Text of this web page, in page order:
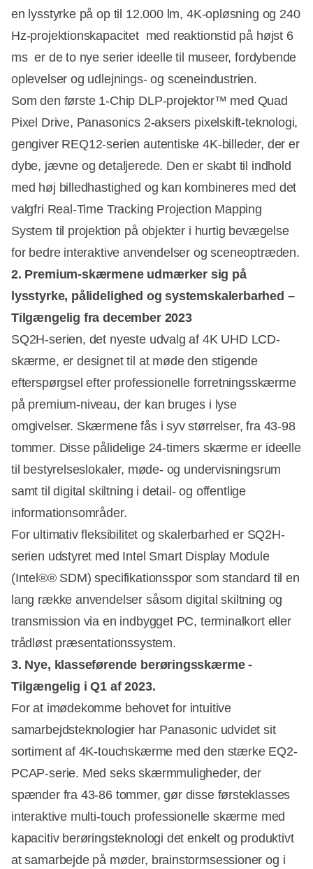
en lysstyrke på op til 12.000 lm, 4K-opløsning og 240
Hz-projektionskapacitet med reaktionstid på højst 6
ms er de to nye serier ideelle til museer, fordybende
oplevelser og udlejnings- og sceneindustrien.
Som den første 1-Chip DLP-projektor™ med Quad
Pixel Drive, Panasonics 2-aksers pixelskift-teknologi,
gengiver REQ12-serien autentiske 4K-billeder, der er
dybe, jævne og detaljerede. Den er skabt til indhold
med høj billedhastighed og kan kombineres med det
valgfri Real-Time Tracking Projection Mapping
System til projektion på objekter i hurtig bevægelse
for bedre interaktive anvendelser og sceneoptræden.
2. Premium-skærmene udmærker sig på
lysstyrke, pålidelighed og systemskalerbarhed –
Tilgængelig fra december 2023
SQ2H-serien, det nyeste udvalg af 4K UHD LCD-
skærme, er designet til at møde den stigende
efterspørgsel efter professionelle forretningsskærme
på premium-niveau, der kan bruges i lyse
omgivelser. Skærmene fås i syv størrelser, fra 43-98
tommer. Disse pålidelige 24-timers skærme er ideelle
til bestyrelseslokaler, møde- og undervisningsrum
samt til digital skiltning i detail- og offentlige
informationsområder.
For ultimativ fleksibilitet og skalerbarhed er SQ2H-
serien udstyret med Intel Smart Display Module
(Intel®® SDM) specifikationsspor som standard til en
lang række anvendelser såsom digital skiltning og
transmission via en indbygget PC, terminalkort eller
trådløst præsentationssystem.
3. Nye, klasseførende berøringsskærme -
Tilgængelig i Q1 af 2023.
For at imødekomme behovet for intuitive
samarbejdsteknologier har Panasonic udvidet sit
sortiment af 4K-touchskærme med den stærke EQ2-
PCAP-serie. Med seks skærmmuligheder, der
spænder fra 43-86 tommer, gør disse førsteklasses
interaktive multi-touch professionelle skærme med
kapacitiv berøringsteknologi det enkelt og produktivt
at samarbejde på møder, brainstormsessioner og i